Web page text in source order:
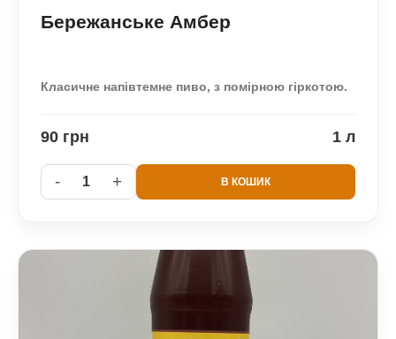
Бережанське Амбер
Класичне напівтемне пиво, з помірною гіркотою.
90 грн 1 л
- 1 + В КОШИК